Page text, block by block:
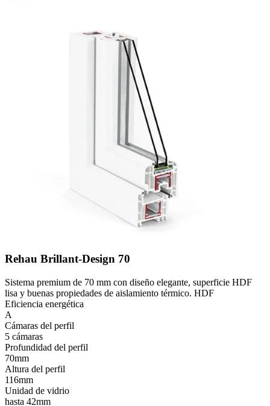
Rehau Brillant-Design 70
Sistema premium de 70 mm con diseño elegante, superficie HDF
lisa y buenas propiedades de aislamiento térmico. HDF
Eficiencia energética
A
Cámaras del perfil
5 cámaras
Profundidad del perfil
70mm
Altura del perfil
116mm
Unidad de vidrio
hasta 42mm